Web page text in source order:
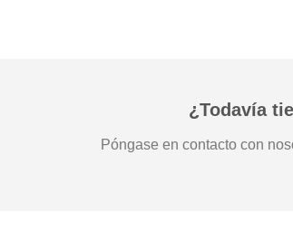
¿Todavía
Póngase en contacto con